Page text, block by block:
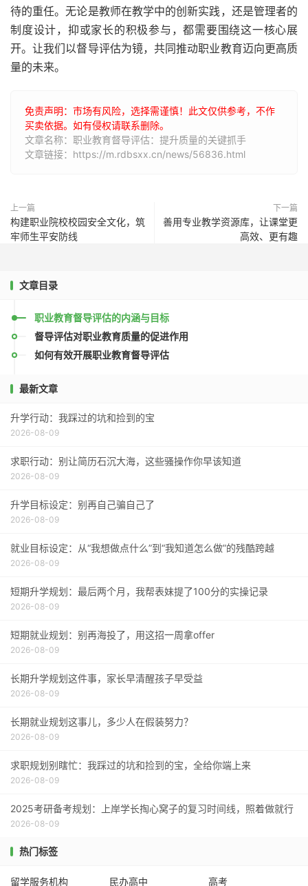
待的重任。无论是教师在教学中的创新实践，还是管理者的
制度设计，抑或家长的积极参与，都需要围绕这一核心展
开。让我们以督导评估为镜，共同推动职业教育迈向更高质
量的未来。
免责声明：市场有风险，选择需谨慎！此文仅供参考，不作
买卖依据。如有侵权请联系删除。
文章名称：职业教育督导评估：提升质量的关键抓手
文章链接：https://m.rdbsxx.cn/news/56836.html
上一篇
构建职业院校校园安全文化，筑
牢师生平安防线
下一篇
善用专业教学资源库，让课堂更
高效、更有趣
文章目录
职业教育督导评估的内涵与目标
督导评估对职业教育质量的促进作用
如何有效开展职业教育督导评估
最新文章
升学行动：我踩过的坑和捡到的宝
2026-08-09
求职行动：别让简历石沉大海，这些骚操作你早该知道
2026-08-09
升学目标设定：别再自己骗自己了
2026-08-09
就业目标设定：从“我想做点什么”到“我知道怎么做”的残酷跨越
2026-08-09
短期升学规划：最后两个月，我帮表妹提了100分的实操记录
2026-08-09
短期就业规划：别再海投了，用这招一周拿offer
2026-08-09
长期升学规划这件事，家长早清醒孩子早受益
2026-08-09
长期就业规划这事儿，多少人在假装努力？
2026-08-09
求职规划别瞎忙：我踩过的坑和捡到的宝，全给你端上来
2026-08-09
2025考研备考规划：上岸学长掏心窝子的复习时间线，照着做就行
2026-08-09
热门标签
留学服务机构 民办高中 高考